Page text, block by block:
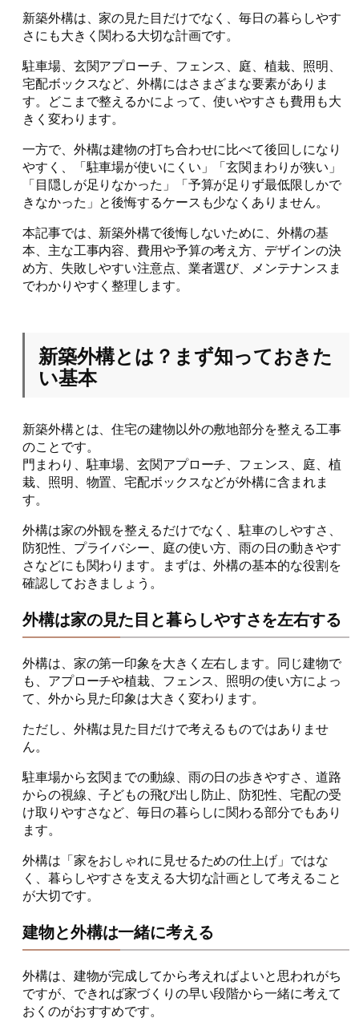
新築外構は、家の見た目だけでなく、毎日の暮らしやす
さにも大きく関わる大切な計画です。
駐車場、玄関アプローチ、フェンス、庭、植栽、照明、
宅配ボックスなど、外構にはさまざまな要素がありま
す。どこまで整えるかによって、使いやすさも費用も大
きく変わります。
一方で、外構は建物の打ち合わせに比べて後回しになり
やすく、「駐車場が使いにくい」「玄関まわりが狭い」
「目隠しが足りなかった」「予算が足りず最低限しかで
きなかった」と後悔するケースも少なくありません。
本記事では、新築外構で後悔しないために、外構の基
本、主な工事内容、費用や予算の考え方、デザインの決
め方、失敗しやすい注意点、業者選び、メンテナンスま
でわかりやすく整理します。
新築外構とは？まず知っておきた
い基本
新築外構とは、住宅の建物以外の敷地部分を整える工事
のことです。
門まわり、駐車場、玄関アプローチ、フェンス、庭、植
栽、照明、物置、宅配ボックスなどが外構に含まれま
す。
外構は家の外観を整えるだけでなく、駐車のしやすさ、
防犯性、プライバシー、庭の使い方、雨の日の動きやす
さなどにも関わります。まずは、外構の基本的な役割を
確認しておきましょう。
外構は家の見た目と暮らしやすさを左右する
外構は、家の第一印象を大きく左右します。同じ建物で
も、アプローチや植栽、フェンス、照明の使い方によっ
て、外から見た印象は大きく変わります。
ただし、外構は見た目だけで考えるものではありませ
ん。
駐車場から玄関までの動線、雨の日の歩きやすさ、道路
からの視線、子どもの飛び出し防止、防犯性、宅配の受
け取りやすさなど、毎日の暮らしに関わる部分でもあり
ます。
外構は「家をおしゃれに見せるための仕上げ」ではな
く、暮らしやすさを支える大切な計画として考えること
が大切です。
建物と外構は一緒に考える
外構は、建物が完成してから考えればよいと思われがち
ですが、できれば家づくりの早い段階から一緒に考えて
おくのがおすすめです。